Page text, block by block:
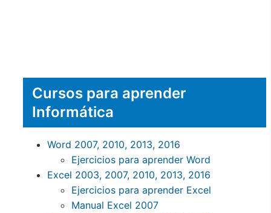
Cursos para aprender
Informática
Word 2007, 2010, 2013, 2016
Ejercicios para aprender Word
Excel 2003, 2007, 2010, 2013, 2016
Ejercicios para aprender Excel
Manual Excel 2007